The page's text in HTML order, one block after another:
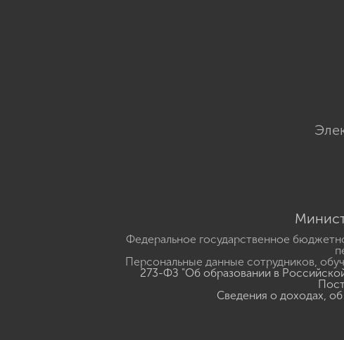
Федеральное государственное
Персональные данные сотрудников,
273-ФЗ "Об образовании в
Сведения о доходах,